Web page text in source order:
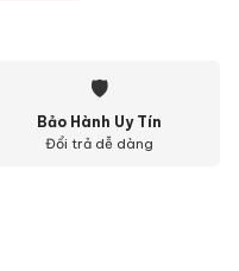
🛡
Bảo Hành Uy Tín
Đổi trả dễ dàng